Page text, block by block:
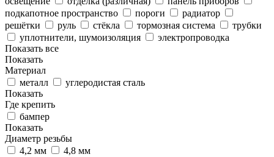
подкапотное пространство
пороги
радиатор
решётки
руль стёкла тормозная система
трубки
уплотнители, шумоизоляция
электропроводка
Показать все
Показать
Материал
металл
углеродистая сталь
Показать
Где крепить
бампер
Показать
Диаметр резьбы
4,2 мм
4,8 мм